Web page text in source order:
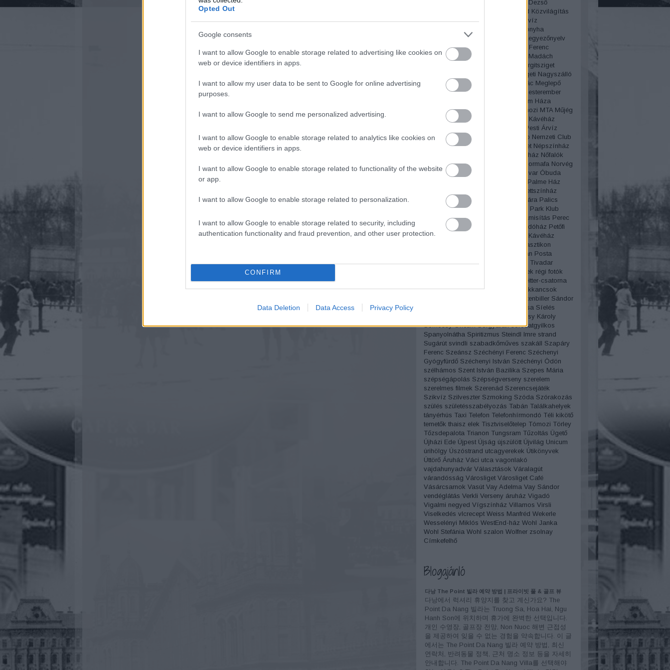
Opted Out
Google consents
I want to allow Google to enable storage related to advertising like cookies on
web or device identifiers in apps.
I want to allow my user data to be sent to Google for online advertising
purposes.
I want to allow Google to send me personalized advertising.
I want to allow Google to enable storage related to analytics like cookies on
web or device identifiers in apps.
I want to allow Google to enable storage related to functionality of the website
or app.
I want to allow Google to enable storage related to personalization.
I want to allow Google to enable storage related to security, including
authentication functionality and fraud prevention, and other user protection.
CONFIRM
Data Deletion Data Access Privacy Policy
Kosztolányi Dezső
Közvágóhíd Közvilágítás
Kresz Géza Krúdy Gyula
Kvíz
Lacikonyha
Lánchíd
Legyezőnyelv
Le Procope
Liszt Ferenc
Lornyon
Lottó áruház
Madách
Margitsziget
Margitszigeti Nagyszálló
Mária Valéria telep
Martinovics Ignác Meglepő
Megszólítások
Mesterember
Millenium Háza
Millennium Molnár Ferenc mozi MTA Műjég
Mulatás
Mulató Mulatozás
Művész Kávéház
Nagy Pesti Árvíz
Németvölgyi temető
Nemzeti Casino Nemzeti Club
Nemzeti Múzeum
Népsziget Népszínház
New York kávéház Nőfalók
Női divat Normafa Norvég
csúszka
Nyaralás Nyugati pályaudvar Óbuda
Olof Palme Ház
Operettszínház
Ördöglovas
Országház Ős-Budavára Palics
Párbaj
Park Klub
Parlament pék péklázadás Pénzhamisítás Perec
Pesti árvíz
Pesti Broadway Pesti indóház Petőfi
Sándor
Pilvax Kávéház
Plasztikon
porcelán Posta
Próbamamzel Projectográf
Puskás Tivadar
régi filmek régi fotók
Reitter-csatorna
Rejtő Jenő Reklám Rendszámok
Rikkancsok
rottenbiller Sándor
Schwimmer Rózsa Síelés
Somossy Károly
Somossy Orfeum Sörgyárak sorozatgyilkos
Spanyolnátha Spiritizmus Steindl Imre strand
Sugárút svindli szabadkőműves szakáll Szapáry
Ferenc Szeánsz Széchényi Ferenc Széchenyi
Gyógyfürdő Széchenyi István Széchényi Ödön
szélhámos Szent István Bazilika Szepes Mária
szépségápolás Szépségverseny szerelem
szerelmes filmek Szerenád Szerencsejáték
Szikvíz Szilveszter Szmoking Szóda Szórakozás
szülés születésszabélyozás Tabán Találkahelyek
tányérhús Taxi Telefon Telefonhírmondó Téli kikötő
temetők thaisz elek Tisztviselőtelep Tómozi Törley
Tőzsdepalota Trianon Tungsram Tűzoltás Ügető
Újházi Ede Újpest Újság újszülött Újvilág Unicum
úrihölgy Úszóstrand utcagyerekek Útikönyvek
Úttörő Áruház Váci utca vagonlakó
vajdahunyadvár Választások Váralagút
várandósság Városliget Városliget Café
Vásárcsarnok Vasút Vay Adelma Vay Sándor
vendéglátás Verkli Verseny áruház Vigadó
Vigalmi negyed Vígszínház Villamos Virsli
Viselkedés vlcrecept Weiss Manfréd Wekerle
Wesselényi Miklós WestEnd-ház Wohl Janka
Wohl Stefánia Wohl szalon Wolfner zsolnay
Címkefelhő
Blogajánló
다낭 The Point 빌라 예약 방법 | 프라이빗 풀 & 골프 뷰
다낭에서 럭셔리 휴양지를 찾고 계신가요? The
Point Da Nang 빌라는 Truong Sa, Hoa Hai, Ngu
Hanh Son에 위치하며 휴가에 완벽한 선택입니다.
개인 수영장, 골프장 전망, Non Nuoc 해변 근접성
을 제공하여 잊을 수 없는 경험을 약속합니다. 이 글
에서는 The Point Da Nang 빌라 예약 방법, 최신
연락처, 반려동물 정책, 근처 명소 정보 등을 자세히
안내합니다. The Point Da Nang Villa를 선택해야